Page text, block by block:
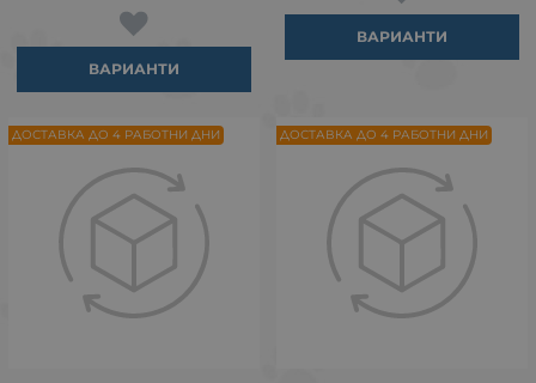
ВАРИАНТИ
ВАРИАНТИ
ДОСТАВКА ДО 4 РАБОТНИ ДНИ ДОСТАВКА ДО 4 РАБОТНИ ДНИ